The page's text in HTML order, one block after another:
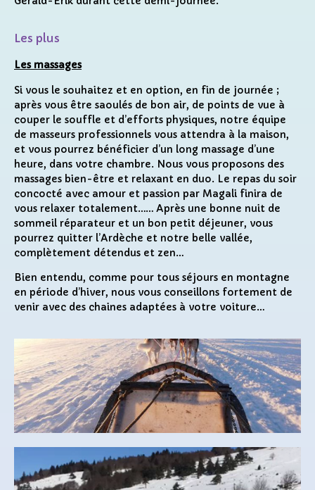
Les plus
Les massages
Si vous le souhaitez et en option, en fin de journée ;
après vous être saoulés de bon air, de points de vue à
couper le souffle et d’efforts physiques, notre équipe
de masseurs professionnels vous attendra à la maison,
et vous pourrez bénéficier d’un long massage d’une
heure, dans votre chambre. Nous vous proposons des
massages bien-être et relaxant en duo. Le repas du soir
concocté avec amour et passion par Magali finira de
vous relaxer totalement…… Après une bonne nuit de
sommeil réparateur et un bon petit déjeuner, vous
pourrez quitter l’Ardèche et notre belle vallée,
complètement détendus et zen…
Bien entendu, comme pour tous séjours en montagne
en période d’hiver, nous vous conseillons fortement de
venir avec des chaines adaptées à votre voiture…